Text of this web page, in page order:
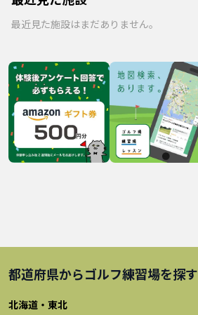
最近見た施設はまだありません。
都道府県からゴルフ練習場を探す
北海道・東北